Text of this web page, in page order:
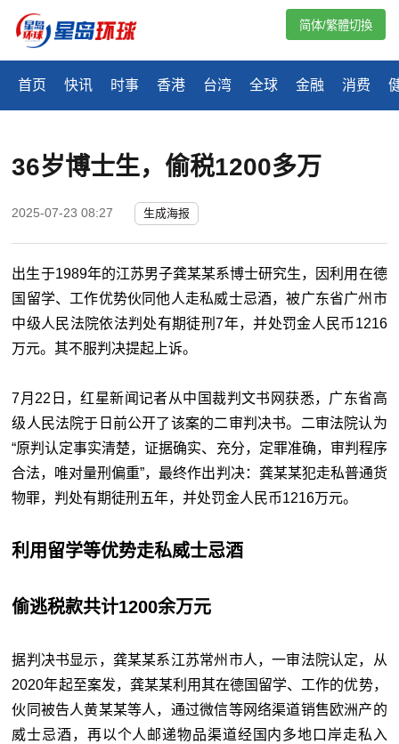
首页 快讯 时事 香港 台湾 全球 金融 消费
简体/繁體切換
36岁博士生，偷税1200多万
2025-07-23 08:27 生成海报
出生于1989年的江苏男子龚某某系博士研究生，因利用在德
国留学、工作优势伙同他人走私威士忌酒，被广东省广州市
中级人民法院依法判处有期徒刑7年，并处罚金人民币1216
万元。其不服判决提起上诉。
7月22日，红星新闻记者从中国裁判文书网获悉，广东省高
级人民法院于日前公开了该案的二审判决书。二审法院认为
“原判认定事实清楚，证据确实、充分，定罪准确，审判程序
合法，唯对量刑偏重”，最终作出判决：龚某某犯走私普通货
物罪，判处有期徒刑五年，并处罚金人民币1216万元。
利用留学等优势走私威士忌酒
偷逃税款共计1200余万元
据判决书显示，龚某某系江苏常州市人，一审法院认定，从
2020年起至案发，龚某某利用其在德国留学、工作的优势，
伙同被告人黄某某等人，通过微信等网络渠道销售欧洲产的
威士忌酒，再以个人邮递物品渠道经国内多地口岸走私入